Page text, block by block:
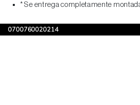
* Se entrega completamente
0700760020214